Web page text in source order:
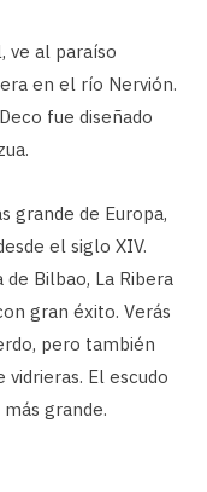
ve al paraíso
en el río Nervión.
fue diseñado
grande de Europa,
el siglo XIV.
Bilbao, La Ribera
gran éxito. Verás
pero también
El escudo
grande.